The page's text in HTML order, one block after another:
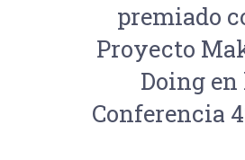
premiado
Proyecto
Doing en
Conferencia